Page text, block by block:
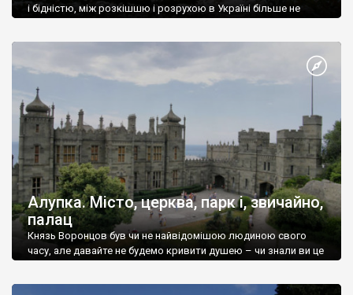
і бідністю, між розкішшю і розрухою в Україні більше не
Алупка. Місто, церква, парк і, звичайно,
палац
Князь Воронцов був чи не найвідомішою людиною свого
часу, але давайте не будемо кривити душею – чи знали ви це